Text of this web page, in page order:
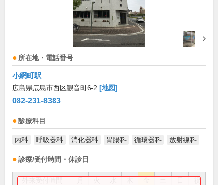
所在地・電話番号
小網町駅
広島県広島市西区観音町6-2 [地図]
082-231-8383
診療科目
内科 呼吸器科 消化器科 胃腸科 循環器科 放射線科
診療/受付時間・休診日
祝